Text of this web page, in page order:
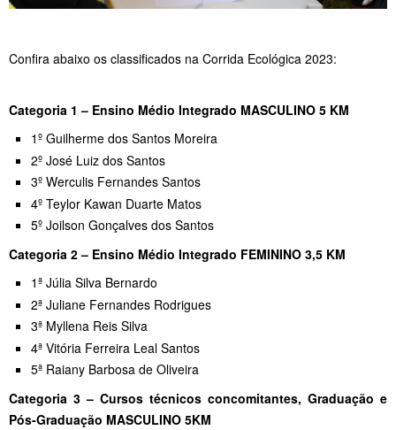
Confira abaixo os classificados na Corrida Ecológica 2023:
Categoria 1 – Ensino Médio Integrado MASCULINO 5 KM
1º Guilherme dos Santos Moreira
2º José Luiz dos Santos
3º Werculis Fernandes Santos
4º Teylor Kawan Duarte Matos
5º Joilson Gonçalves dos Santos
Categoria 2 – Ensino Médio Integrado FEMININO 3,5 KM
1ª Júlia Silva Bernardo
2ª Juliane Fernandes Rodrigues
3ª Myllena Reis Silva
4ª Vitória Ferreira Leal Santos
5ª Raiany Barbosa de Oliveira
Categoria 3 – Cursos técnicos concomitantes, Graduação e
Pós-Graduação MASCULINO 5KM